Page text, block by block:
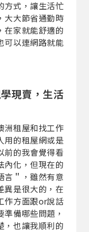
方式，讓生活忙
大大節省通勤時
在家就能舒適的
可以連網路就能
現賣，生活
洲租屋和找工作
用的租屋網或是
前的我會覺得看
化，但現在的
言＂，雖然有意
異是很大的，在
作方面跟or說話
備哪些問題，
，也讓我順利的